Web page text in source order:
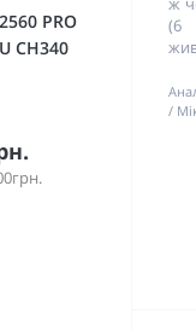
PRO
CH340
(6